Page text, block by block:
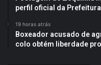
perfil oficial da
19 horas atrás
Boxeador acusado de
colo obtém liberdade